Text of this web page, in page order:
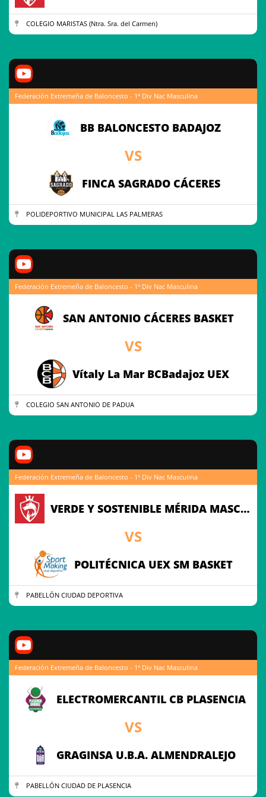
COLEGIO MARISTAS (Ntra. Sra. del Carmen)
Federación Extremeña de Baloncesto - 1ª Div Nac Masculina
BB BALONCESTO BADAJOZ
VS
FINCA SAGRADO CÁCERES
POLIDEPORTIVO MUNICIPAL LAS PALMERAS
Federación Extremeña de Baloncesto - 1ª Div Nac Masculina
SAN ANTONIO CÁCERES BASKET
VS
Vítaly La Mar BCBadajoz UEX
COLEGIO SAN ANTONIO DE PADUA
Federación Extremeña de Baloncesto - 1ª Div Nac Masculina
VERDE Y SOSTENIBLE MÉRIDA MASCULINO
VS
POLITÉCNICA UEX SM BASKET
PABELLÓN CIUDAD DEPORTIVA
Federación Extremeña de Baloncesto - 1ª Div Nac Masculina
ELECTROMERCANTIL CB PLASENCIA
VS
GRAGINSA U.B.A. ALMENDRALEJO
PABELLÓN CIUDAD DE PLASENCIA